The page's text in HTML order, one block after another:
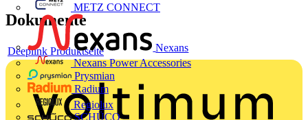
METZ CONNECT
Nexans
Nexans Power Accessories
Prysmian
Radium
Regiolux
SCHÜCO
Dokumente
Deeplink Produktseite